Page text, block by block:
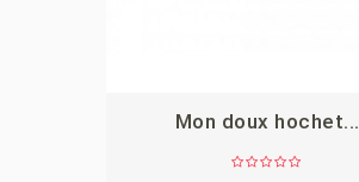
APERÇU
Mon doux hochet...